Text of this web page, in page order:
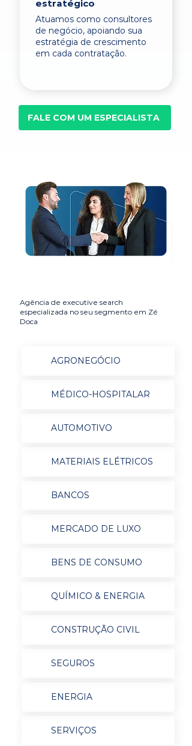
estratégico
Atuamos como consultores
de negócio, apoiando sua
estratégia de crescimento
em cada contratação.
FALE COM UM ESPECIALISTA
Agência de executive search
especializada no seu segmento em Zé
Doca
AGRONEGÓCIO
MÉDICO-HOSPITALAR
AUTOMOTIVO
MATERIAIS ELÉTRICOS
BANCOS
MERCADO DE LUXO
BENS DE CONSUMO
QUÍMICO & ENERGIA
CONSTRUÇÃO CIVIL
SEGUROS
ENERGIA
SERVIÇOS